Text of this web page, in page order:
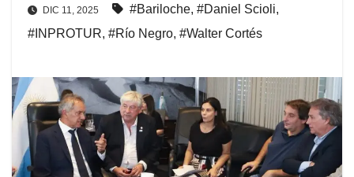
DIC 11, 2025 #Bariloche, #Daniel Scioli,
#INPROTUR, #Río Negro, #Walter Cortés